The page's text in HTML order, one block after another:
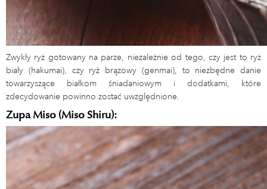
Zwykły ryż gotowany na parze, niezależnie od tego, czy jest to ryż
biały (hakumai), czy ryż brązowy (genmai), to niezbędne danie
towarzyszące białkom śniadaniowym i dodatkami, które
zdecydowanie powinno zostać uwzględnione.
Zupa Miso (Miso Shiru):